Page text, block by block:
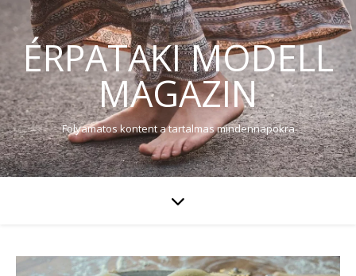
ÉRPATAKI MODELL
MAGAZIN
Folyamatos kontent a tartalmas mindennapokra